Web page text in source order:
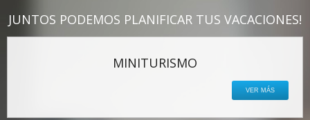
JUNTOS PODEMOS PLANIFICAR TUS VACACIONES!
MINITURISMO
VER MÁS